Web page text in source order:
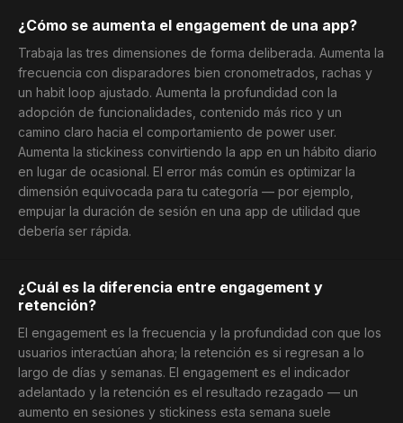
¿Cómo se aumenta el engagement de una app?
Trabaja las tres dimensiones de forma deliberada. Aumenta la
frecuencia con disparadores bien cronometrados, rachas y
un habit loop ajustado. Aumenta la profundidad con la
adopción de funcionalidades, contenido más rico y un
camino claro hacia el comportamiento de power user.
Aumenta la stickiness convirtiendo la app en un hábito diario
en lugar de ocasional. El error más común es optimizar la
dimensión equivocada para tu categoría — por ejemplo,
empujar la duración de sesión en una app de utilidad que
debería ser rápida.
¿Cuál es la diferencia entre engagement y
retención?
El engagement es la frecuencia y la profundidad con que los
usuarios interactúan ahora; la retención es si regresan a lo
largo de días y semanas. El engagement es el indicador
adelantado y la retención es el resultado rezagado — un
aumento en sesiones y stickiness esta semana suele